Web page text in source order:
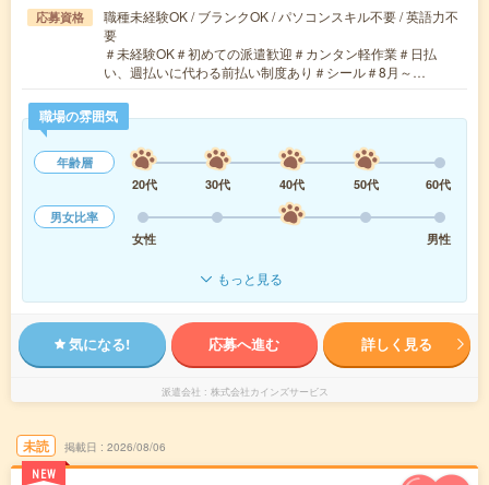
応募資格
職種未経験OK / ブランクOK / パソコンスキル不要 / 英語力不
要
＃未経験OK＃初めての派遣歓迎＃カンタン軽作業＃日払
い、週払いに代わる前払い制度あり＃シール＃8月～…
職場の雰囲気
年齢層
20代
30代 40代 50代
60代
男女比率
女性
男性
もっと見る
気になる! 応募へ進む 詳しく見る
派遣会社 株式会社カインズサービス
未読
NEW
掲載日 2026/08/06